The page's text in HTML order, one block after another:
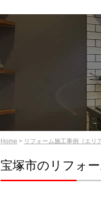
Home > リフォーム施工事例［エリ
宝塚市のリフォ